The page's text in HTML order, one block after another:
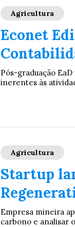
Agricultura
Econet
Pós-graduação
inerentes às
Agricultura
Startup
Empresa mineira
carbono e analisar